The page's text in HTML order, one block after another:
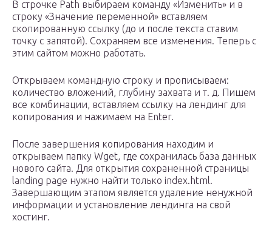
В строчке Path выбираем команду «Изменить» и в
строку «Значение переменной» вставляем
скопированную ссылку (до и после текста ставим
точку с запятой). Сохраняем все изменения. Теперь с
этим сайтом можно работать.
Открываем командную строку и прописываем:
количество вложений, глубину захвата и т. д. Пишем
все комбинации, вставляем ссылку на лендинг для
копирования и нажимаем на Enter.
После завершения копирования находим и
открываем папку Wget, где сохранилась база данных
нового сайта. Для открытия сохраненной страницы
landing page нужно найти только index.html.
Завершающим этапом является удаление ненужной
информации и установление лендинга на свой
хостинг.